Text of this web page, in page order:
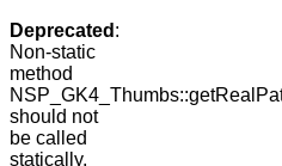
Deprecated :
Non-static
method
should not
be called
statically,